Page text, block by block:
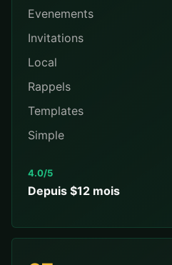
Evenements
Invitations
Local
Rappels
Templates
Simple
4.0/5
Depuis $12 mois